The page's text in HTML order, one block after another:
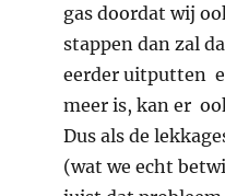
gas doordat wij
stappen dan zal
eerder uitputten
meer is, kan er
Dus als de
(wat we echt